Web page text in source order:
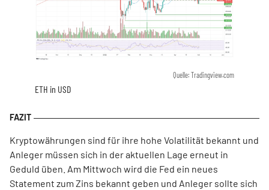
Quelle: Tradingview.com
ETH in USD
Kryptowährungen sind für ihre hohe Volatilität bekannt und
Anleger müssen sich in der aktuellen Lage erneut in
Geduld üben. Am Mittwoch wird die Fed ein neues
Statement zum Zins bekannt geben und Anleger sollte sich